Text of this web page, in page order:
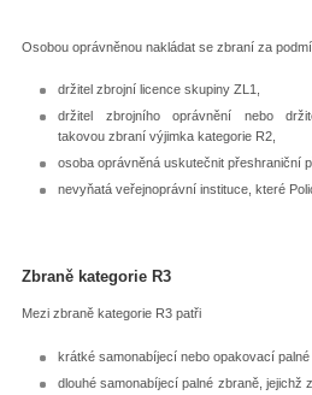
Osobou oprávněnou nakládat se zbraní za
držitel zbrojní licence skupiny ZL1,
držitel zbrojního oprávnění nebo
takovou zbraní výjimka kategorie R2,
osoba oprávněná uskutečnit přeshraniční
nevyňatá veřejnoprávní instituce, které
Zbraně kategorie R3
Mezi zbraně kategorie R3 patři
krátké samonabíjecí nebo opakovací
dlouhé samonabíjecí palné zbraně,